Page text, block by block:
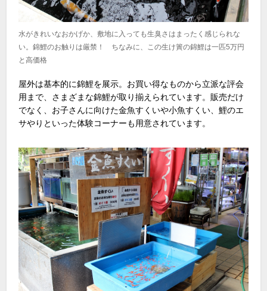
水がきれいなおかげか、敷地に入っても生臭さはまったく感じられな
い。錦鯉のお触りは厳禁！ ちなみに、この生け簀の錦鯉は一匹5万円
と高価格
屋外は基本的に錦鯉を展示。お買い得なものから立派な評会
用まで、さまざまな錦鯉が取り揃えられています。販売だけ
でなく、お子さんに向けた金魚すくいや小魚すくい、鯉のエ
サやりといった体験コーナーも用意されています。